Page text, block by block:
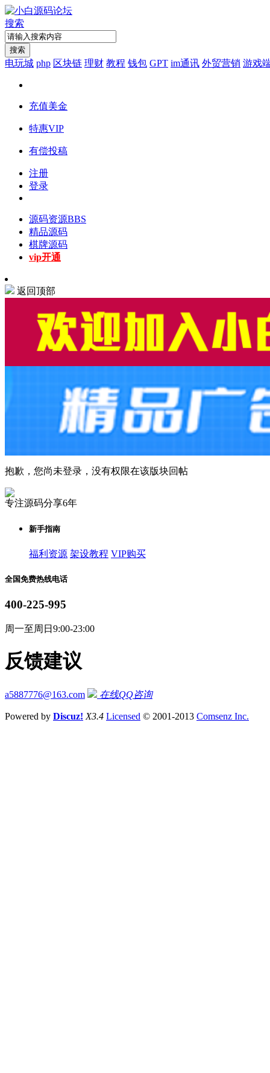
搜索
搜索
电玩城 php 区块链 理财 教程 钱包 GPT im通讯 外贸营销 游戏
充值美金
特惠VIP
有偿投稿
注册
登录
源码资源BBS
精品源码
棋牌源码
vip开通
返回顶部
抱歉，您尚未登录，没有权限在该版块回帖
专注源码分享6年
新手指南
福利资源 架设教程 VIP购买
全国免费热线电话
400-225-995
周一至周日9:00-23:00
反馈建议
a5887776@163.com 在线QQ咨询
Powered by Discuz! X3.4 Licensed © 2001-2013 Comsenz Inc.